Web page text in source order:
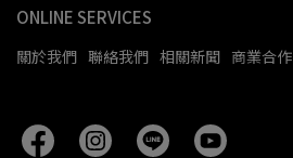
ONLINE SERVICES
關於我們 聯絡我們 相關新聞 商業合作